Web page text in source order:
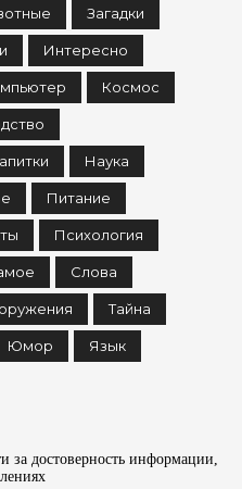
Загадки
Интересно
Космос
Наука
Питание
Психология
Слова
Тайна
Юмор Язык
за достоверность информации,